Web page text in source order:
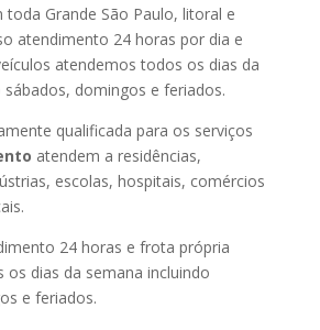
Grande São Paulo, litoral e
atendimento 24 horas por dia e
atendemos todos os dias da
sábados, domingos e feriados.
qualificada para os serviços
atendem a residências,
escolas, hospitais, comércios
24 horas e frota própria
dias da semana incluindo
e feriados.